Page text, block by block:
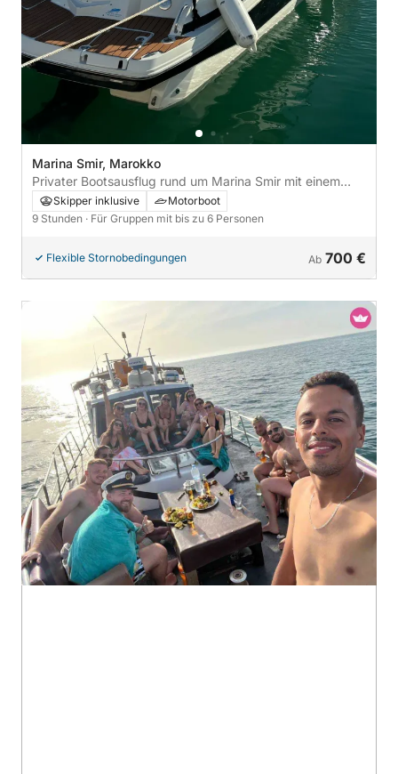
Marina Smir, Marokko
Privater Bootsausflug rund um Marina Smir mit einem
Motorboot
Skipper inklusive
Motorboot
9 Stunden · Für Gruppen mit bis zu 6 Personen
Flexible Stornobedingungen Ab 700 €